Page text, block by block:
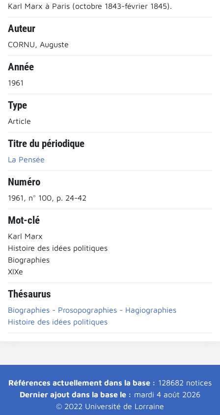
Karl Marx à Paris (octobre 1843-février 1845).
Auteur
CORNU, Auguste
Année
1961
Type
Article
Titre du périodique
La Pensée
Numéro
1961, n° 100, p. 24-42
Mot-clé
Karl Marx
Histoire des idées politiques
Biographies
XIXe
Thésaurus
Biographies - Prosopographies - Hagiographies
Histoire des idées politiques
Références actuellement dans la base : 128682 notices
Dernier ajout dans la base le : mardi 4 août 2026
© 2022 Université de Lorraine